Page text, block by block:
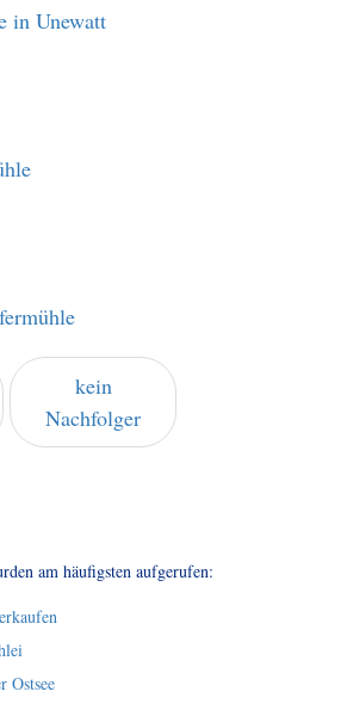
in Unewatt
kein
Nachfolger
am häufigsten aufgerufen:
Ostsee